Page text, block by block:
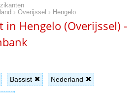
› Overijssel › Hengelo
in Hengelo (Overijssel) -
Bassist Nederland